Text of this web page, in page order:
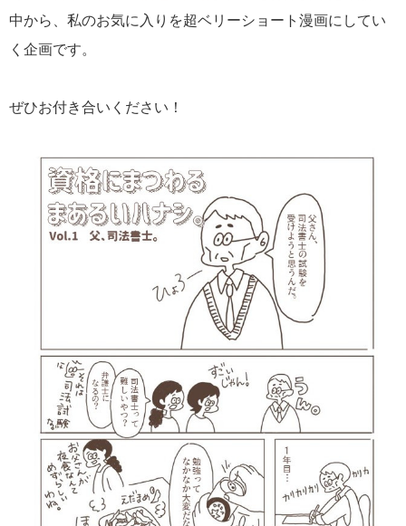
中から、私のお気に入りを超ベリーショート漫画にしてい
く企画です。
ぜひお付き合いください！